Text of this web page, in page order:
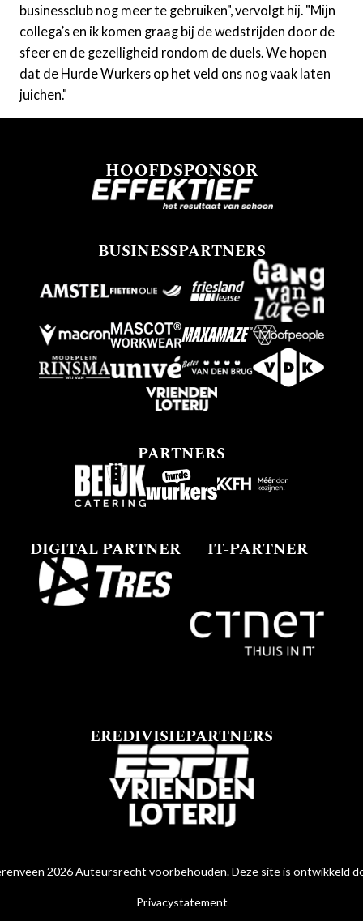
businessclub nog meer te gebruiken", vervolgt hij. "Mijn
collega’s en ik komen graag bij de wedstrijden door de
sfeer en de gezelligheid rondom de duels. We hopen
dat de Hurde Wurkers op het veld ons nog vaak laten
juichen."
HOOFDSPONSOR
BUSINESSPARTNERS
PARTNERS
DIGITAL PARTNER IT-PARTNER
EREDIVISIEPARTNERS
2026 Auteursrecht voorbehouden. Deze site is ontwikkeld
Privacystatement